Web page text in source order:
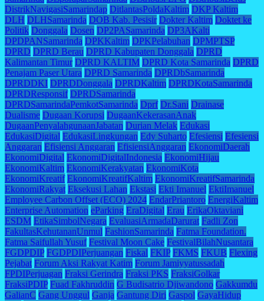
DistrikNavigasiSamarindap DitlantasPoldaKaltim DKP Kaltim
DLH DLHSamarinda DOB Kab. Pesisir Dokter Kaltim Doktet ke
Politik Donggala Dosen DP2PASamarinda DP3AKalti
DPDPANSamarinda DPKKaltim DPKPelabuhan DPMPTSP
DPRD DPRD Berau DPRD Kabupaten Donggala DPRD
Kalimantan Timur DPRD KALTIM DPRD Kota Samarinda DPRD
Penajam Paser Utara DPRD Samarinda DPRDbSamarinda
DPRDDKI DPRDDonggala DPRDKaltim DPRDKotaSamarinda
DPRDResponsif DPRDSamarinda
DPRDSamarindaPemkotSamarinda Dprf Dr.Sani Drainase
Dualisme Dugaan Korupsi DugaanKekerasanAnak
DugaanPenyalahgunaanJabatan Durian Melak Edukasi
EdukasiDigital EdukasiLingkungan Edy Suharto Efesiensi Efesiensi
Anggaran Efisiensi Anggaran EfisiensiAnggaran EkonomiDaerah
EkonomiDigital EkonomiDigitalIndonesia EkonomiHijau
EkonomiKaltim EkonomiKerakyatan EkonomiKota
EkonomiKreatif EkonomiKreatifKaltim EkonomiKreatifSamarinda
EkonomiRakyat Eksekusi Lahan Ekstasi Ekti Imanuel EktiImanuel
Employee Carbon Offset (ECO) 2024 EndarPriantoro EnergiKaltim
Enterprise Automation eParking EraDigital Erau ErikaOktaviani
ESDM EtikaSimbolNegara EvaluasiArmadaDarurat Fadli Zon
FakultasKehutananUnmul FashionSamarinda Fatma Foundation.
Fatma Saifullah Yusuf Festival Moon Cake FestivalBilahNusantara
FGDPDIP FGDPDIPerjuangan Fiskal FKIP FKMS FKUB Flexing
Pejabat Forum Aksi Rakyat Katim Forum Jamiyyatussadah
FPDIPerjuagan Fraksi Gerindra Fraksi PKS FraksiGolkar
FraksiPDIP Fuad Fakhruddin G Budisatrio Djiwandono Gakkumdu
GalianC Gang Unggul Ganja Gantung Diri Gaspol GayaHidup